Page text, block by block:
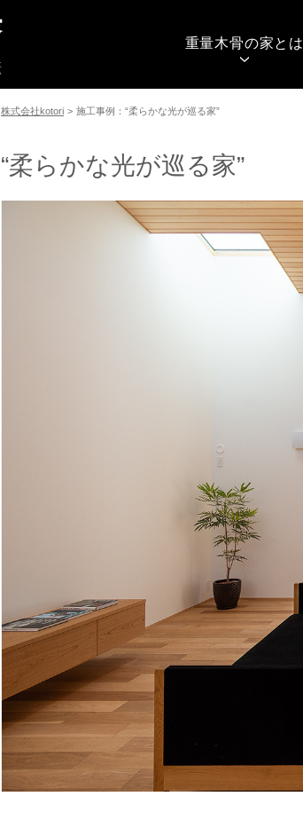
重量木骨の家とは
株式会社kotori > 施工事例：“柔らかな光が巡る家”
“柔らかな光が巡る家”